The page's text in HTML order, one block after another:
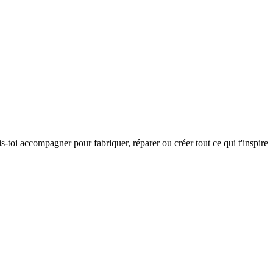
toi accompagner pour fabriquer, réparer ou créer tout ce qui t'inspire